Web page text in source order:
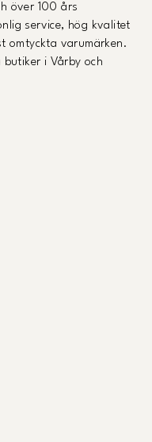
över 100 års
service, hög kvalitet
omtyckta varumärken.
butiker i Vårby och